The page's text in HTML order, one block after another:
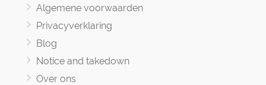
Algemene voorwaarden
Privacyverklaring
Blog
Notice and takedown
Over ons